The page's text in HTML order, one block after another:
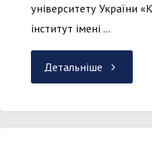
університету України
інститут імені …
Детальніше "Года
Юріївна"